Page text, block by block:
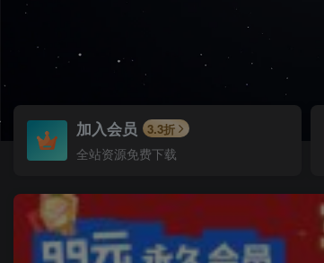
加入会员 3.3折
全站资源免费下载